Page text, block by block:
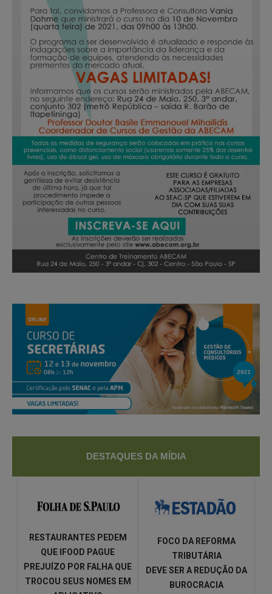
DESTAQUES DA MÍDIA
RESTAURANTES PEDEM
QUE IFOOD PAGUE
PREJUÍZO POR FALHA QUE
TROCOU SEUS NOMES EM
FOCO DA REFORMA
TRIBUTÁRIA
DEVE SER A REDUÇÃO DA
BUROCRACIA